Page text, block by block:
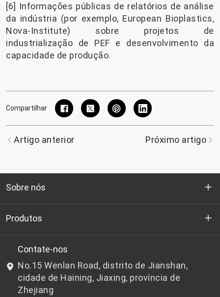
[6] Informações públicas de relatórios de análise
da indústria (por exemplo, European Bioplastics,
Nova-Institute) sobre projetos de
industrialização de PEF e desenvolvimento da
capacidade de produção.
Compartilhar
Artigo anterior Próximo artigo
Sobre nós
Quem somos
P&D
Notícias e Eventos
Produtos
Chips de PET de qualidade para garrafas
Chips de PET não adequados para garrafas
Contate-nos
No.15 Wenlan Road, distrito de Jianshan,
cidade de Haining, Jiaxing, província de
Zhejiang